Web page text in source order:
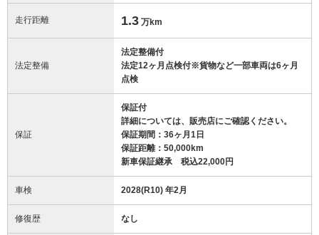
走行距離 1.3 万km
法定整備
法定整備付
法定12ヶ月点検付※貨物など一部車両は6ヶ月
点検
保証
保証付
詳細については、販売店にご確認ください。
保証期間：36ヶ月1日
保証距離：50,000km
新車保証継承 税込22,000円
車検 2028(R10) 年2月
修復歴 なし